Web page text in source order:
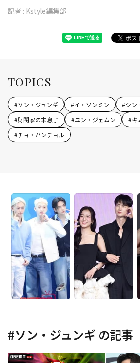
記者 : Kstyle編集部
TOPICS
#ソン・ジュンギ #イ・ソンミン #シン
#財閥家の末息子 #ユン・ジェムン #キ
#チョ・ハンチョル
#ソン・ジュンギ の記事